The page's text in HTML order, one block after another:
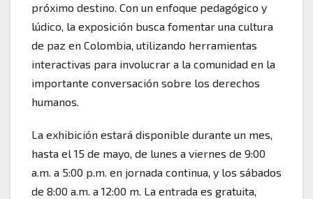
próximo destino. Con un enfoque pedagógico y
lúdico, la exposición busca fomentar una cultura
de paz en Colombia, utilizando herramientas
interactivas para involucrar a la comunidad en la
importante conversación sobre los derechos
humanos.
La exhibición estará disponible durante un mes,
hasta el 15 de mayo, de lunes a viernes de 9:00
a.m. a 5:00 p.m. en jornada continua, y los sábados
de 8:00 a.m. a 12:00 m. La entrada es gratuita,